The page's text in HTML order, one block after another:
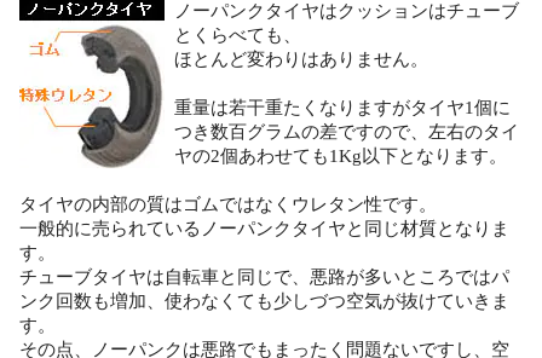
ノーパンクタイヤはクッションはチューブ
とくらべても、
ほとんど変わりはありません。
重量は若干重たくなりますがタイヤ1個に
つき数百グラムの差ですので、左右のタイ
ヤの2個あわせても1Kg以下となります。
タイヤの内部の質はゴムではなくウレタン性です。
一般的に売られているノーパンクタイヤと同じ材質となりま
す。
チューブタイヤは自転車と同じで、悪路が多いところではパ
ンク回数も増加、使わなくても少しづつ空気が抜けていきま
す。
その点、ノーパンクは悪路でもまったく問題ないですし、空